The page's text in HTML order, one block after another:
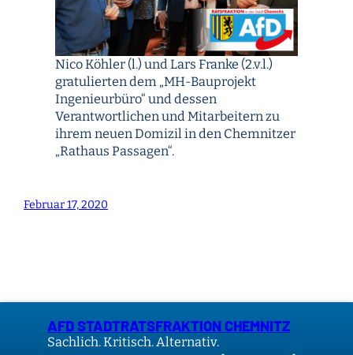
Nico Köhler (l.) und Lars Franke (2.v.l.)
gratulierten dem „MH-Bauprojekt
Ingenieurbüro“ und dessen
Verantwortlichen und Mitarbeitern zu
ihrem neuen Domizil in den Chemnitzer
„Rathaus Passagen“.
Februar 17, 2020
AFD STADTRATSFRAKTION CHEMNITZ
Sachlich. Kritisch. Alternativ.